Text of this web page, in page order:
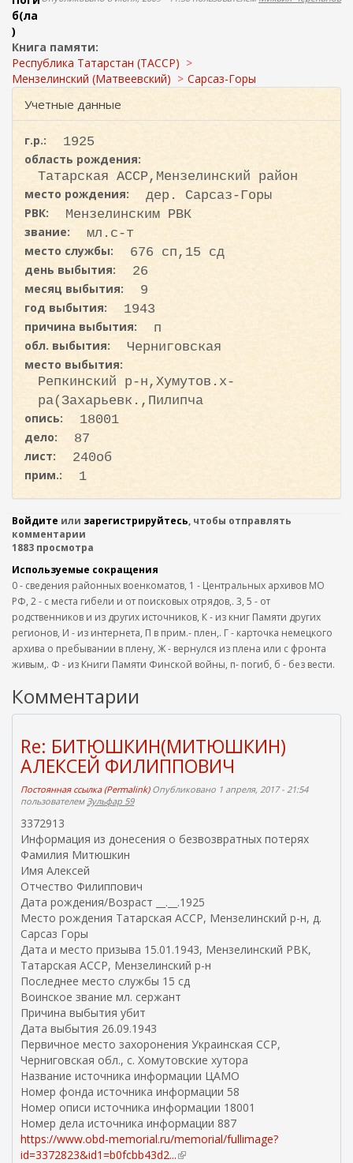
о
и
с
к
б(ла
)
Книга памяти:
Республика Татарстан (ТАССР)
Мензелинский (Матвеевский)
Сарсаз-Горы
Учетные данные
г.р.:
1925
область рождения:
Татарская АССР,Мензелинский район
место рождения:
дер. Сарсаз-Горы
РВК:
Мензелинским РВК
звание:
мл.с-т
место службы:
676 сп,15 сд
день выбытия:
26
месяц выбытия:
9
год выбытия:
1943
причина выбытия:
п
обл. выбытия:
Черниговская
место выбытия:
Репкинский р-н,Хумутов.х-
ра(Захарьевк.,Пилипча
опись:
18001
дело:
87
лист:
240об
прим.:
1
Войдите или зарегистрируйтесь, чтобы отправлять
комментарии
1883 просмотра
Используемые сокращения
0 - сведения районных военкоматов, 1 - Центральных архивов МО
РФ, 2 - с места гибели и от поисковых отрядов,. 3, 5 - от
родственников и из других источников, К - из книг Памяти других
регионов, И - из интернета, П в прим.- плен,. Г - карточка немецкого
архива о пребывании в плену, Ж - вернулся из плена или с фронта
живым,. Ф - из Книги Памяти Финской войны, п- погиб, б - без вести.
Комментарии
Re: БИТЮШКИН(МИТЮШКИН)
АЛЕКСЕЙ ФИЛИППОВИЧ
Постоянная ссылка (Permalink)Опубликовано 1 апреля, 2017 - 21:54
пользователемЗульфар 59
3372913
Информация из донесения о безвозвратных потерях
Фамилия Митюшкин
Имя Алексей
Отчество Филиппович
Дата рождения/Возраст __.__.1925
Место рождения Татарская АССР, Мензелинский р-н, д.
Сарсаз Горы
Дата и место призыва 15.01.1943, Мензелинский РВК,
Татарская АССР, Мензелинский р-н
Последнее место службы 15 сд
Воинское звание мл. сержант
Причина выбытия убит
Дата выбытия 26.09.1943
Первичное место захоронения Украинская ССР,
Черниговская обл., с. Хомутовские хутора
Название источника информации ЦАМО
Номер фонда источника информации 58
Номер описи источника информации 18001
Номер дела источника информации 887
https://www.obd-memorial.ru/memorial/fullimage?
id=3372823&id1=b0fcbb43d2...(